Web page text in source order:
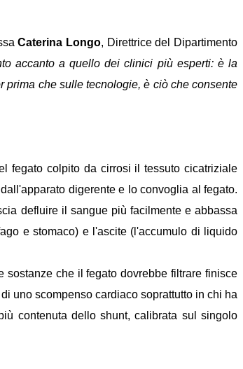
Caterina Longo, Direttrice del Dipartimento
accanto a quello dei clinici più esperti: è la
prima che sulle tecnologie, è ciò che consente
fegato colpito da cirrosi il tessuto cicatriziale
digerente e lo convoglia al fegato.
defluire il sangue più facilmente e abbassa
e stomaco) e l'ascite (l'accumulo di liquido
che il fegato dovrebbe filtrare finisce
uno scompenso cardiaco soprattutto in chi ha
contenuta dello shunt, calibrata sul singolo